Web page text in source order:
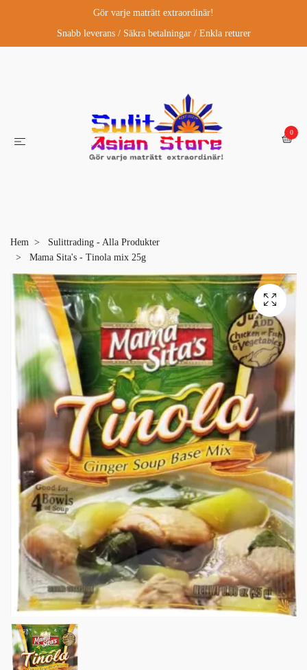
Gör varje maträtt extraordinär!
Snabb leverans / Säkra betalningar / Enkla returer
0
Hem
Sulittrading - Alla Produkter
Mama Sita's - Tinola mix 25g